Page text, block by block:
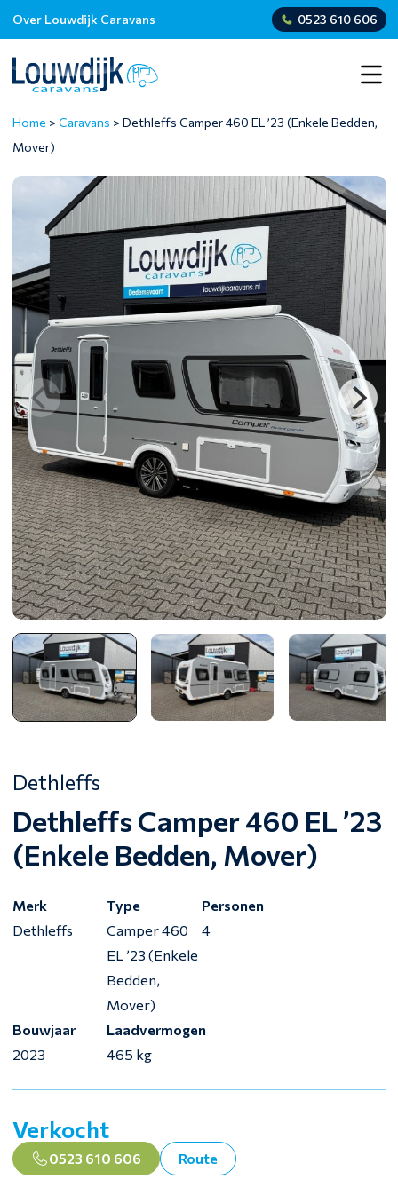
Over Louwdijk Caravans 0523 610 606
Home > Caravans > Dethleffs Camper 460 EL ’23 (Enkele Bedden,
Mover)
Dethleffs
Dethleffs Camper 460 EL ’23
(Enkele Bedden, Mover)
Merk
Dethleffs
Type
Camper 460
EL ’23 (Enkele
Bedden,
Mover)
Personen
4
Bouwjaar
2023
Laadvermogen
465 kg
Verkocht
0523 610 606 Route